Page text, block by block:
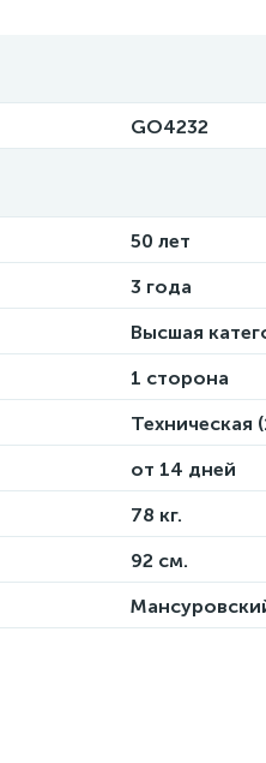
GO4232
50 лет
3 года
Высшая
1 сторона
Техническая
от 14 дней
78 кг.
92 см.